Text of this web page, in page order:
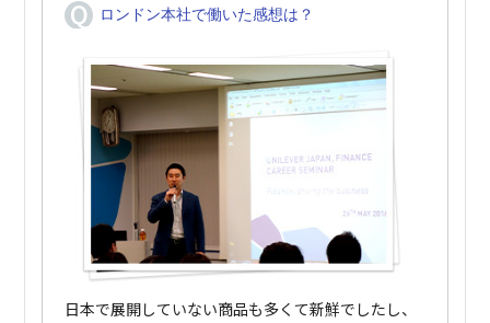
ロンドン本社で働いた感想は？
日本で展開していない商品も多くて新鮮でしたし、